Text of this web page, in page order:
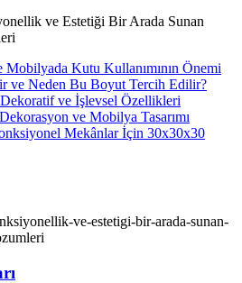
ve Estetiği Bir Arada Sunan
Kutu Kullanımının Önemi
ve Neden Bu Boyut Tercih Edilir?
ve İşlevsel Özellikleri
ve Mobilya Tasarımı
Mekânlar İçin 30x30x30
ve-estetigi-bir-arada-sunan-